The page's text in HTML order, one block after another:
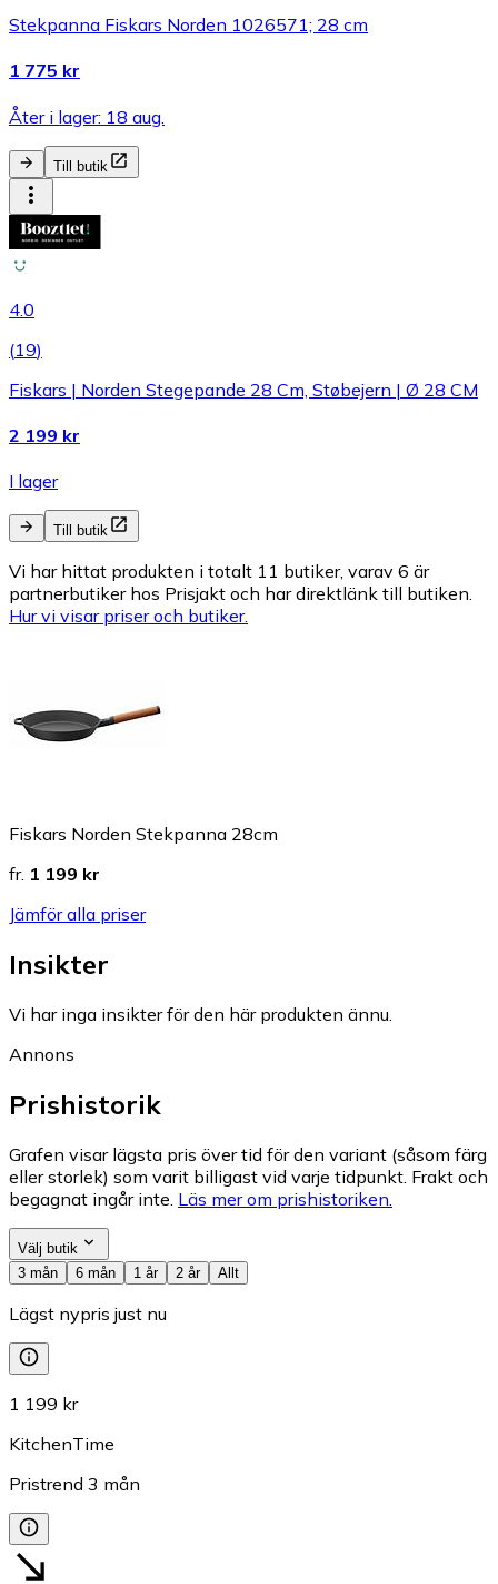
Stekpanna Fiskars Norden 1026571; 28 cm
1 775 kr
Åter i lager: 18 aug.
Till butik
4.0
(19)
Fiskars | Norden Stegepande 28 Cm, Støbejern | Ø 28 CM
2 199 kr
I lager
Till butik
Vi har hittat produkten i totalt 11 butiker, varav 6 är
partnerbutiker hos Prisjakt och har direktlänk till butiken.
Hur vi visar priser och butiker.
Fiskars Norden Stekpanna 28cm
fr. 1 199 kr
Jämför alla priser
Insikter
Vi har inga insikter för den här produkten ännu.
Annons
Prishistorik
Grafen visar lägsta pris över tid för den variant (såsom färg
eller storlek) som varit billigast vid varje tidpunkt. Frakt och
begagnat ingår inte. Läs mer om prishistoriken.
Välj butik
3 mån
6 mån 1 år 2 år Allt
Lägst nypris just nu
1 199 kr
KitchenTime
Pristrend 3 mån